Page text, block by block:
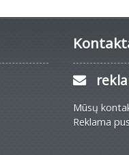
Mūsų
Reklama